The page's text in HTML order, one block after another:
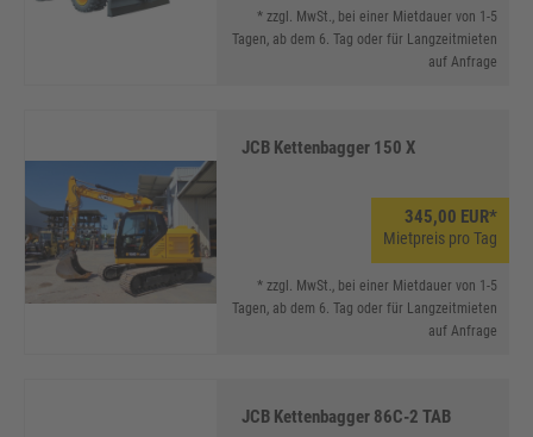
* zzgl. MwSt., bei einer Mietdauer von 1-5
Tagen, ab dem 6. Tag oder für Langzeitmieten
auf Anfrage
JCB Kettenbagger 150 X
345,00 EUR*
Mietpreis pro Tag
* zzgl. MwSt., bei einer Mietdauer von 1-5
Tagen, ab dem 6. Tag oder für Langzeitmieten
auf Anfrage
JCB Kettenbagger 86C-2 TAB